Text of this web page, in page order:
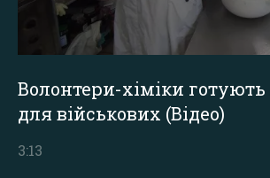
Волонтери-хіміки готують
для військових (Відео)
3:13